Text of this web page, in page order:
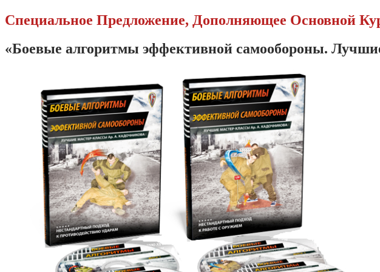
Специальное Предложение, Дополняющее Основной
«Боевые алгоритмы эффективной самообороны.